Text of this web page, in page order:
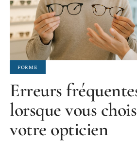
FORME
Erreurs
lorsque vous
votre opticien